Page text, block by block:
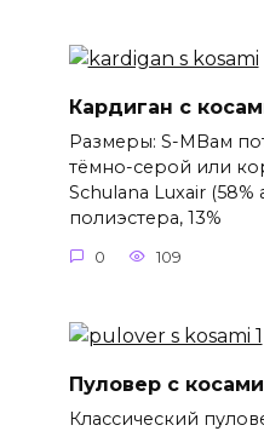
Кардиган с
Размеры: S-MВам
тёмно-серой или
Schulana Luxair (58%
полиэстера, 13%
0 109
Пуловер с косами
Классический